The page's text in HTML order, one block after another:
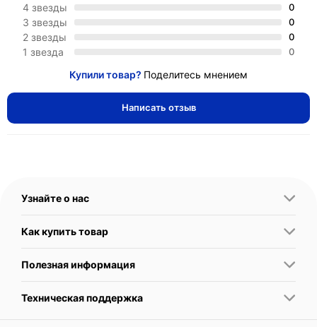
4 звезды 0
3 звезды 0
2 звезды 0
1 звезда 0
Купили товар? Поделитесь мнением
Написать отзыв
Узнайте о нас
Как купить товар
Полезная информация
Техническая поддержка